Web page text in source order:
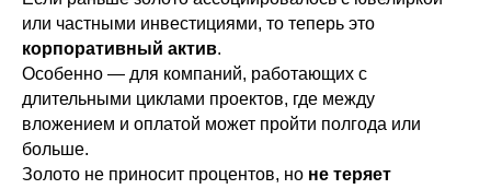
или частными инвестициями, то теперь это
корпоративный актив.
Особенно — для компаний, работающих с
длительными циклами проектов, где между
вложением и оплатой может пройти полгода или
больше.
Золото не приносит процентов, но не теряет